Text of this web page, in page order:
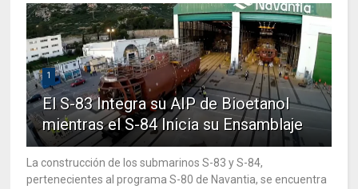
1
El S-83 Integra su AIP de Bioetanol
mientras el S-84 Inicia su Ensamblaje
La construcción de los submarinos S-83 y S-84,
pertenecientes al programa S-80 de Navantia, se encuentra